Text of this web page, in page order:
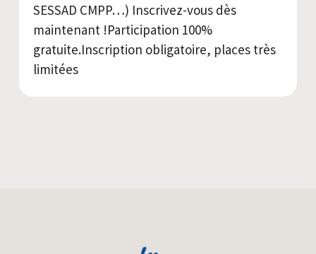
SESSAD CMPP…) Inscrivez-vous dès
maintenant !Participation 100%
gratuite.Inscription obligatoire, places très
limitées